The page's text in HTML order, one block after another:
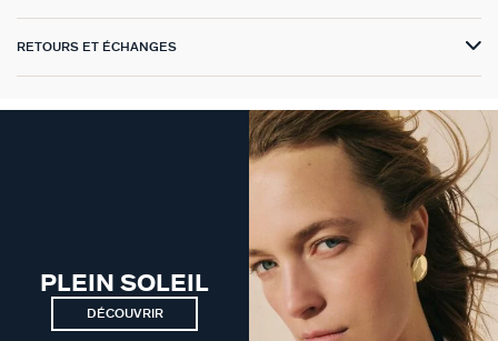
RETOURS ET ÉCHANGES
PLEIN SOLEIL
DÉCOUVRIR